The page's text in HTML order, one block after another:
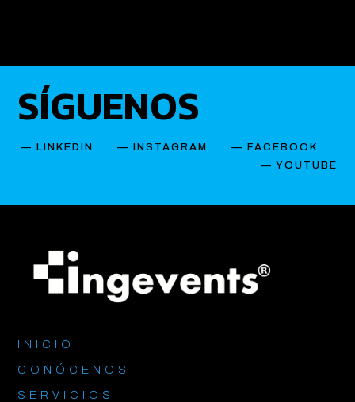
SÍGUENOS
— LINKEDIN — INSTAGRAM —
FACEBOOK
— YOUTUBE
INICIO
CONÓCENOS
SERVICIOS